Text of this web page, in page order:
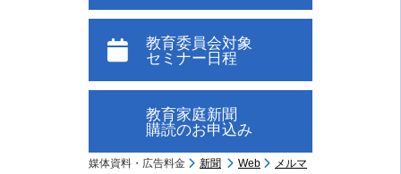
教育委員会対象
セミナー日程
教育家庭新聞
購読のお申込み
媒体資料・広告料金 新聞 Web
メルマ